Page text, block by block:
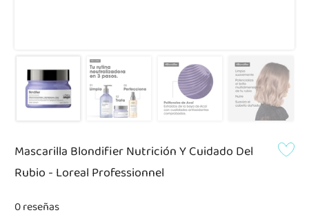
Mascarilla Blondifier Nutrición Y Cuidado Del
Rubio - Loreal Professionnel
0 reseñas